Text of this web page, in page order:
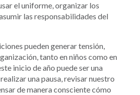
el uniforme, organizar los
las responsabilidades del
pueden generar tensión,
tanto en niños como en
inicio de año puede ser una
una pausa, revisar nuestro
de manera consciente cómo